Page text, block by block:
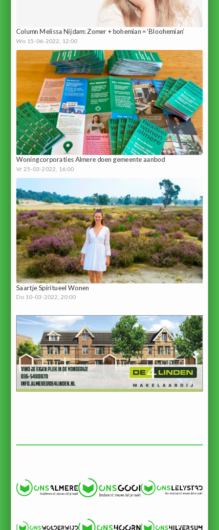
Column Melissa Nijdam: Zomer + bohemian = ‘Bloohemian’
Wo 15-06-2022, 12:00
Woningcorporaties Almere doen gemeente aanbod
Vr 25-03-2022, 16:00
Saartje Spiritueel Wonen
Do 10-03-2022, 20:00